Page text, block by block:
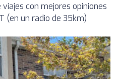
con mejores opiniones
(en un radio de 35km)